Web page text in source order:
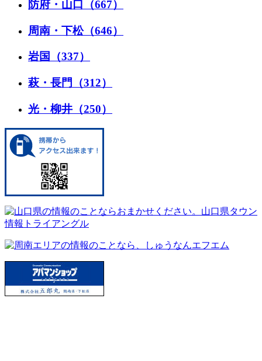
防府・山口（667）
周南・下松（646）
岩国（337）
萩・長門（312）
光・柳井（250）